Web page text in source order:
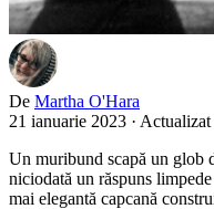
De Martha O'Hara
21 ianuarie 2023 ·
Un muribund scapă un glob
niciodată un răspuns
mai elegantă capcană